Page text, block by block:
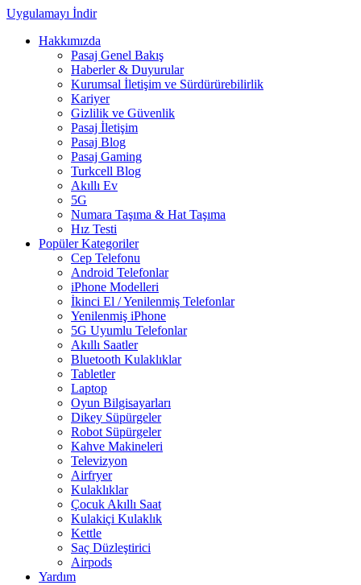
Uygulamayı İndir
Hakkımızda
Pasaj Genel Bakış
Haberler & Duyurular
Kurumsal İletişim ve Sürdürürebilirlik
Kariyer
Gizlilik ve Güvenlik
Pasaj İletişim
Pasaj Blog
Pasaj Gaming
Turkcell Blog
Akıllı Ev
5G
Numara Taşıma & Hat Taşıma
Hız Testi
Popüler Kategoriler
Cep Telefonu
Android Telefonlar
iPhone Modelleri
İkinci El / Yenilenmiş Telefonlar
Yenilenmiş iPhone
5G Uyumlu Telefonlar
Akıllı Saatler
Bluetooth Kulaklıklar
Tabletler
Laptop
Oyun Bilgisayarları
Dikey Süpürgeler
Robot Süpürgeler
Kahve Makineleri
Televizyon
Airfryer
Kulaklıklar
Çocuk Akıllı Saat
Kulakiçi Kulaklık
Kettle
Saç Düzleştirici
Airpods
Yardım